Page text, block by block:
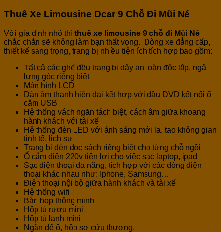
Thuê Xe Limousine Dcar 9 Chỗ Đi Mũi Né
Với gia đình nhỏ thì thuê xe limousine 9 chỗ đi Mũi Né
chắc chắn sẽ không làm bạn thất vọng.
Dòng xe đẳng cấp,
thiết kế sang trọng, trang bị nhiều tiện ích tích hợp bao gồm:
Tất cả các ghế đều trang bị dây an toàn độc lập, ngả
lưng góc riêng biệt
Màn hình LCD
Dàn âm thanh hiện đại kết hợp với đầu DVD kết nối ổ
cắm USB
Hệ thống vách ngăn tách biệt, cách âm giữa khoang
hành khách với tài xế
Hệ thống đèn LED với ánh sáng mới lạ, tạo không gian
tinh tế, lịch sự
Trang bị đèn đọc sách riêng biệt cho từng chỗ ngồi
Ổ cắm điện 220v tiện lợi cho việc sạc laptop, ipad
Sạc điện thoại đa năng, tích hợp với các dòng điện
thoại khác nhau như: Iphone, Samsung…
Điện thoại nội bộ giữa hành khách và tài xế
Hệ thống wifi
Bàn họp thông minh
Hộp tủ rượu mini
Hộp tủ lạnh mini
Ngăn để ô, hộp sơ cứu thương.